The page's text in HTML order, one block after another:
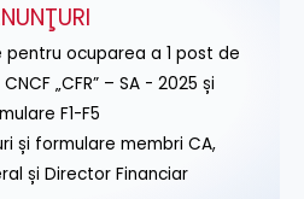
pentru ocuparea a 1 post de
„CFR” – SA - 2025 și
F1-F5
și formulare membri CA,
și Director Financiar